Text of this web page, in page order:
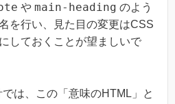
や main-heading のよう
を行い、見た目の変更はCSS
しておくことが望ましいで
は、この「意味のHTML」と